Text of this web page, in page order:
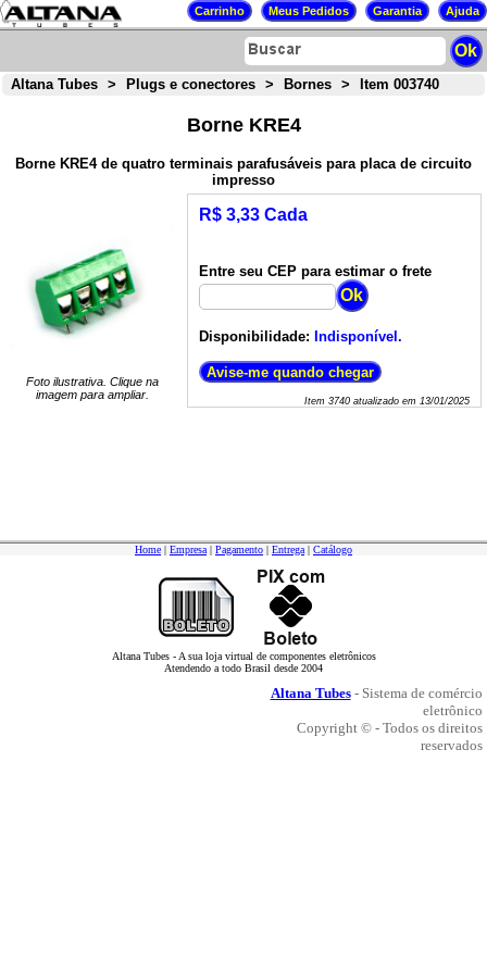
Altana Tubes > Plugs e conectores > Bornes > Item 003740
Borne KRE4
Borne KRE4 de quatro terminais parafusáveis para placa de circuito
impresso
Foto ilustrativa. Clique na
imagem para ampliar.
R$ 3,33 Cada
Entre seu CEP para estimar o frete
Disponibilidade: Indisponível.
Item 3740atualizado em 13/01/2025
Home | Empresa | Pagamento | Entrega | Catálogo
Altana Tubes - A sua loja virtual de componentes eletrônicos
Atendendo a todo Brasil desde 2004
Altana Tubes- Sistema de comércio
eletrônico
Copyright © - Todos os direitos
reservados